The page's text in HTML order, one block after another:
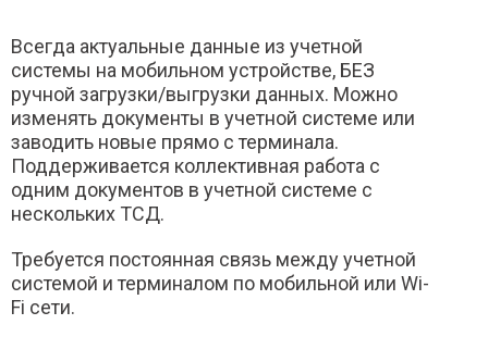
Всегда актуальные данные из учетной
системы на мобильном устройстве, БЕЗ
ручной загрузки/выгрузки данных. Можно
изменять документы в учетной системе или
заводить новые прямо с терминала.
Поддерживается коллективная работа с
одним документов в учетной системе с
нескольких ТСД.
Требуется постоянная связь между учетной
системой и терминалом по мобильной или Wi-
Fi сети.